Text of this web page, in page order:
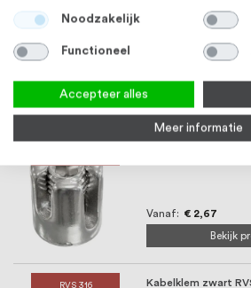
RVS 316
Klimhulp planten
Vanaf € 7,26
Vanaf € 2,67
Bekijk
RVS 316 Kabelklem zwart
Noodzakelijk
Functioneel
Accepteer alles
Meer informatie